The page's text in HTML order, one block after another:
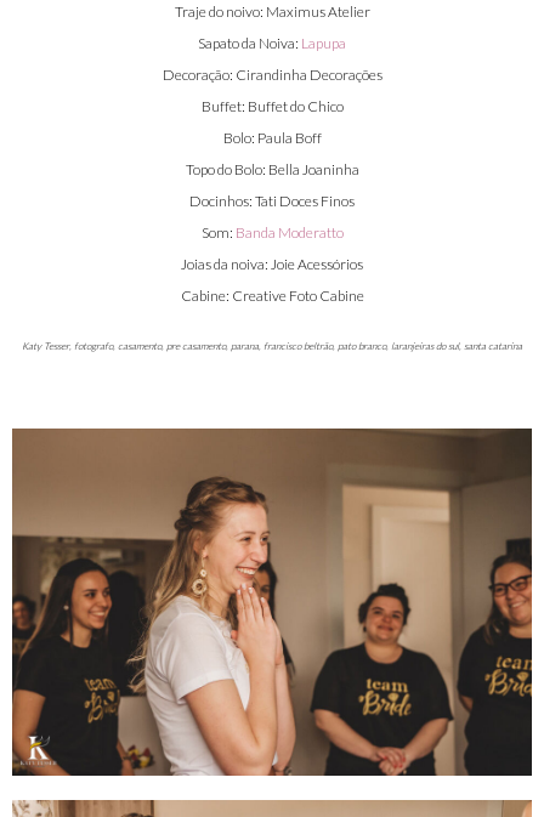
Traje do noivo: Maximus Atelier
Sapato da Noiva: Lapupa
Decoração: Cirandinha Decorações
Buffet: Buffet do Chico
Bolo: Paula Boff
Topo do Bolo: Bella Joaninha
Docinhos: Tati Doces Finos
Som: Banda Moderatto
Joias da noiva: Joie Acessórios
Cabine: Creative Foto Cabine
Katy Tesser, fotografo, casamento, pre casamento, parana, francisco beltrão, pato branco, laranjeiras do sul, santa catarina